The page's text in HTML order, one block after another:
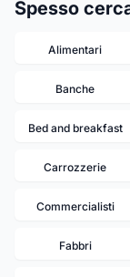
Spesso
Alimentari
Banche
Bed and breakfast
Carrozzerie
Commercialisti
Fabbri